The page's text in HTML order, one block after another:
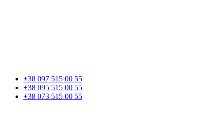
+38 097 515 00 55
+38 095 515 00 55
+38 073 515 00 55